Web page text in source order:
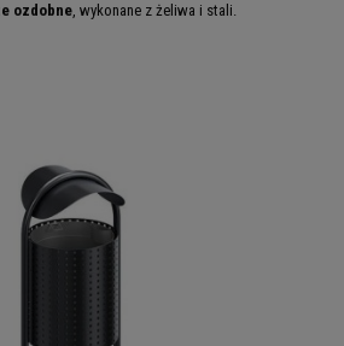
ozdobne, wykonane z żeliwa i stali.